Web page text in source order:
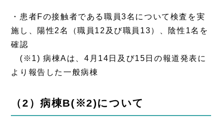
・患者Fの接触者である職員3名について検査を実
施し、陽性2名（職員12及び職員13）、陰性1名を
確認
(※ 1)病棟Aは、4月14日及び15日の報道発表に
より報告した一般病棟
（2）病棟B( ※2)について